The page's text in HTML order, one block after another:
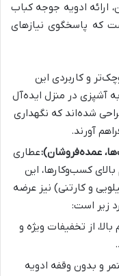
ارائه ادویه جوجه کباب
که پاسخگوی نیازهای
و کاربردی این
به آشپزی در منزل ایده‌آل
شده‌اند که نگهداری
آورند.
عمده‌فروشان):عطاری
کسب‌وکارها، این
و کارتنی) نیز عرضه
زیر است:
از تخفیفات ویژه و
و بدون وقفه ادویه